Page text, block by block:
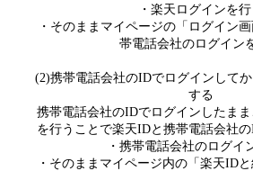
・楽天ログインを行
・そのままマイページの「ログイン
帯電話会社のログイン
(2)携帯電話会社のIDでログインして
する
携帯電話会社のIDでログインしたま
を行うことで楽天IDと携帯電話会社の
・携帯電話会社のログイ
・そのままマイページ内の「楽天ID